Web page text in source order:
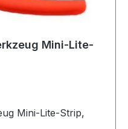
Mini-Lite-
Mini-Lite-Strip,